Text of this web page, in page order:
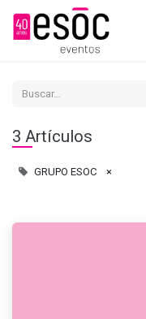
3 Artículos
GRUPO ESOC ×